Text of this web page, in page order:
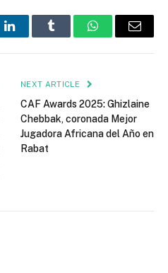
LinkedInTumblr WhatsAppEmail
NEXT ARTICLE
CAF Awards 2025: Ghizlaine
Chebbak, coronada Mejor
Jugadora Africana del Año en
Rabat